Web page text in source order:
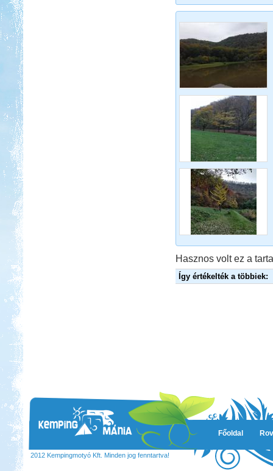
Hasznos volt ez a
Így értékelték a többiek:
Főoldal
2012 Kempingmotyó Kft. Minden jog fenntartva!